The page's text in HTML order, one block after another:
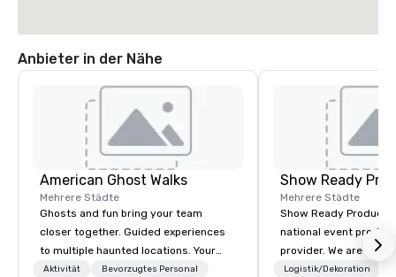
Anbieter in der Nähe
American Ghost Walks
Mehrere Städte
Ghosts and fun bring your team
closer together. Guided experiences
to multiple haunted locations. Your
group will be treated to a ghostly
Aktivität Bevorzugtes Personal
Show Ready
Mehrere Städte
Show Ready
national event
provider. We are your
production partner
Logistik/Dekoration